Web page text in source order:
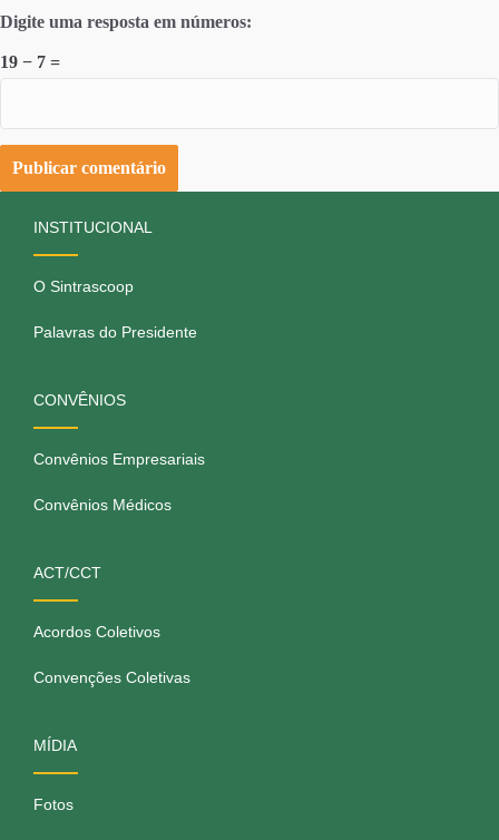
Digite uma resposta em números:
19 − 7 =
INSTITUCIONAL
O Sintrascoop
Palavras do Presidente
CONVÊNIOS
Convênios Empresariais
Convênios Médicos
ACT/CCT
Acordos Coletivos
Convenções Coletivas
MÍDIA
Fotos